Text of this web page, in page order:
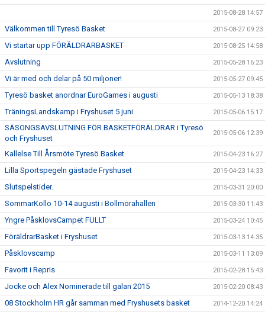
2015-08-28 14:57
Välkommen till Tyresö Basket 2015-08-27 09:23
Vi startar upp FÖRÄLDRARBASKET 2015-08-25 14:58
Avslutning 2015-05-28 16:23
Vi är med och delar på 50 miljoner! 2015-05-27 09:45
Tyresö basket anordnar EuroGames i augusti 2015-05-13 18:38
TräningsLandskamp i Fryshuset 5 juni 2015-05-06 15:17
SÄSONGSAVSLUTNING FÖR BASKETFÖRÄLDRAR i Tyresö
och Fryshuset
2015-05-06 12:39
Kallelse Till Årsmöte Tyresö Basket 2015-04-23 16:27
Lilla Sportspegeln gästade Fryshuset 2015-04-23 14:33
Slutspelstider. 2015-03-31 20:00
SommarKollo 10-14 augusti i Bollmorahallen 2015-03-30 11:43
Yngre PåsklovsCampet FULLT 2015-03-24 10:45
FöräldrarBasket i Fryshuset 2015-03-13 14:35
Påsklovscamp 2015-03-11 13:09
Favorit i Repris 2015-02-28 15:43
Jocke och Alex Nominerade till galan 2015 2015-02-20 08:43
08 Stockholm HR går samman med Fryshusets basket 2014-12-20 14:24